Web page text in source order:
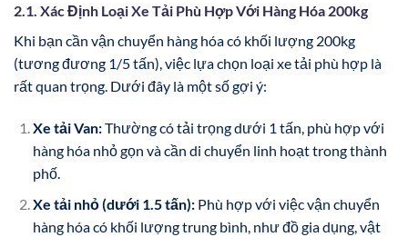
2.1. Xác Định Loại Xe Tải Phù Hợp Với Hàng Hóa 200kg
Khi bạn cần vận chuyển hàng hóa có khối lượng 200kg
(tương đương 1/5 tấn), việc lựa chọn loại xe tải phù hợp là
rất quan trọng. Dưới đây là một số gợi ý:
Xe tải Van:Thường có tải trọng dưới 1 tấn, phù hợp với
hàng hóa nhỏ gọn và cần di chuyển linh hoạt trong thành
phố.
Xe tải nhỏ (dưới 1.5 tấn):Phù hợp với việc vận chuyển
hàng hóa có khối lượng trung bình, như đồ gia dụng, vật